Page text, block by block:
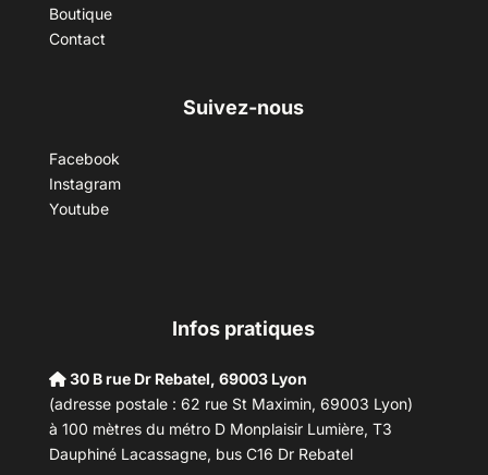
Boutique
Contact
Suivez-nous
Facebook
Instagram
Youtube
Infos pratiques
30 B rue Dr Rebatel, 69003 Lyon
(adresse postale : 62 rue St Maximin, 69003 Lyon)
à 100 mètres du métro D Monplaisir Lumière, T3
Dauphiné Lacassagne, bus C16 Dr Rebatel